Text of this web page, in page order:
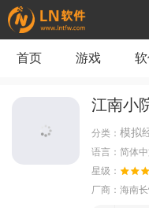
首页 游戏
江南小
分类： 模拟
语言： 简体
星级：
厂商： 海南